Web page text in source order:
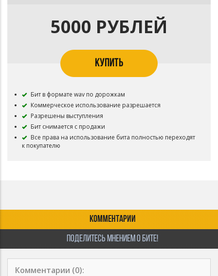
5000 РУБЛЕЙ
КУПИТЬ
Бит в формате wav по дорожкам
Коммерческое использование разрешается
Разрешены выступления
Бит снимается с продажи
Все права на использование бита полностью переходят
к покупателю
КОММЕНТАРИИ
ПОДЕЛИТЕСЬ МНЕНИЕМ О БИТЕ!
Комментарии (0):